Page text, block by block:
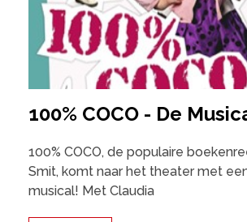
100% COCO - De
100% COCO, de populaire
Smit, komt naar het theater met
musical! Met Claudia